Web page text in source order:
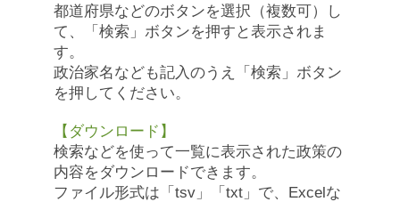
都道府県などのボタンを選択（複数可）し
て、「検索」ボタンを押すと表示されま
す。
政治家名なども記入のうえ「検索」ボタン
を押してください。
【ダウンロード】
検索などを使って一覧に表示された政策の
内容をダウンロードできます。
ファイル形式は「tsv」「txt」で、Excelな